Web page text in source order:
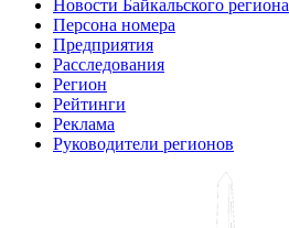
Новости Байкальского региона
Персона номера
Предприятия
Расследования
Регион
Рейтинги
Реклама
Руководители регионов